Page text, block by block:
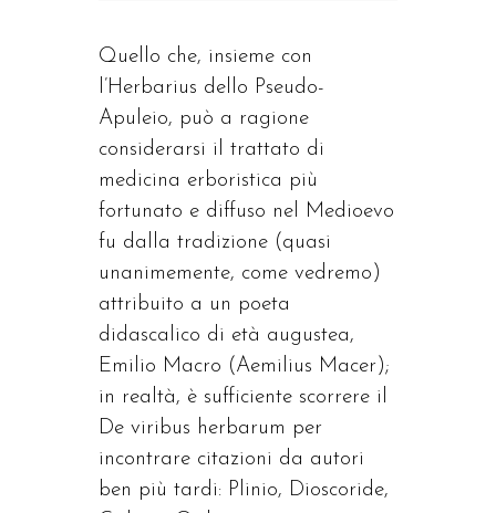
Quello che, insieme con
l’Herbarius dello Pseudo-
Apuleio, può a ragione
considerarsi il trattato di
medicina erboristica più
fortunato e diffuso nel Medioevo
fu dalla tradizione (quasi
unanimemente, come vedremo)
attribuito a un poeta
didascalico di età augustea,
Emilio Macro (Aemilius Macer);
in realtà, è sufficiente scorrere il
De viribus herbarum per
incontrare citazioni da autori
ben più tardi: Plinio, Dioscoride,